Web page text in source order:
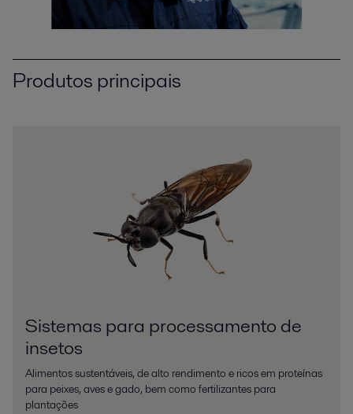
Produtos principais
Sistemas para processamento de
insetos
Alimentos sustentáveis, de alto rendimento e ricos em proteínas
para peixes, aves e gado, bem como fertilizantes para
plantações